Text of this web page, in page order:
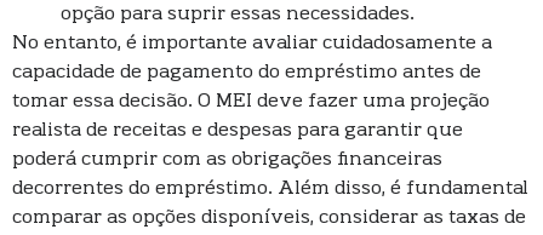
opção para suprir essas necessidades.
No entanto, é importante avaliar cuidadosamente a
capacidade de pagamento do empréstimo antes de
tomar essa decisão. O MEI deve fazer uma projeção
realista de receitas e despesas para garantir que
poderá cumprir com as obrigações financeiras
decorrentes do empréstimo. Além disso, é fundamental
comparar as opções disponíveis, considerar as taxas de